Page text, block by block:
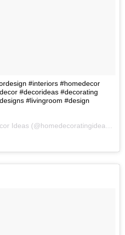
#interiors #homedecor
#decorideas #decorating
#livingroom #design
A photo posted by Home Decor Ideas (@homedecoratingideas1) on